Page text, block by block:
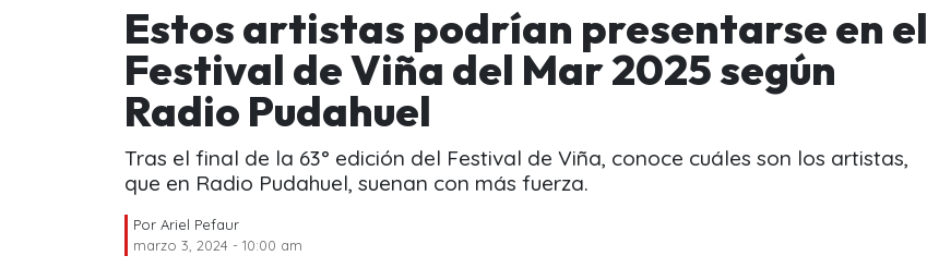
Estos artistas podrían presentarse en el
Festival de Viña del Mar 2025 según
Radio Pudahuel
Tras el final de la 63° edición del Festival de Viña, conoce cuáles son los artistas,
que en Radio Pudahuel, suenan con más fuerza.
Por Ariel Pefaur
marzo 3, 2024 - 10:00 am